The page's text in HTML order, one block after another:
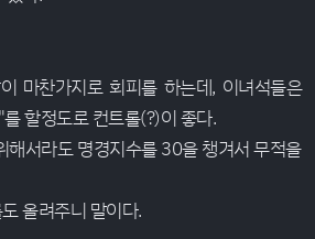
마찬가지로 회피를 하는데, 이녀석들은
할정도로 컨트롤(?)이 좋다.
해서라도 명경지수를 30을 챙겨서 무적을
올려주니 말이다.